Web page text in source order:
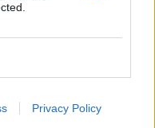
Privacy Policy